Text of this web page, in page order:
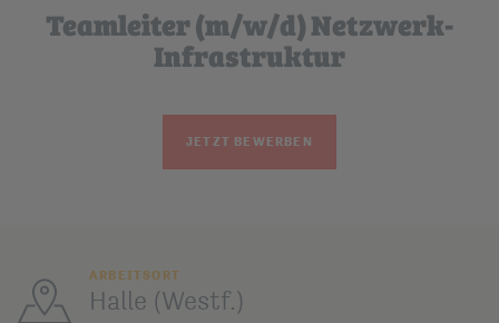
Teamleiter (m/w/d) Netzwerk-
Infrastruktur
JETZT BEWERBEN
ARBEITSORT
Halle (Westf.)